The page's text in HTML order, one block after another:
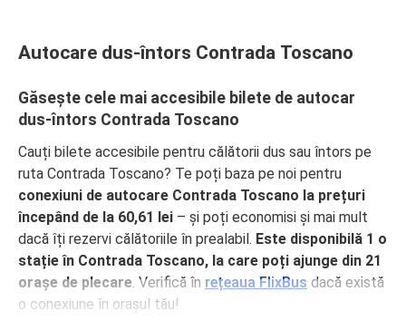
Autocare dus-întors Contrada Toscano
Găsește cele mai accesibile bilete de autocar
dus-întors Contrada Toscano
Cauți bilete accesibile pentru călătorii dus sau întors pe
ruta Contrada Toscano? Te poți baza pe noi pentru
conexiuni de autocare Contrada Toscano la prețuri
începând de la 60,61 lei – și poți economisi și mai mult
dacă îți rezervi călătoriile în prealabil. Este disponibilă 1 o
stație în Contrada Toscano, la care poți ajunge din 21
orașe de plecare. Verifică în rețeaua FlixBus dacă există
o conexiune în orașul tău!